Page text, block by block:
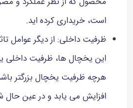
است، خریداری کرده اید.
ظرفیت داخلی: از دیگر عوامل
این یخچال ها، ظرفیت داخلی
هرچه ظرفیت یخچال بزرگتر
افزایش می یابد و در عین